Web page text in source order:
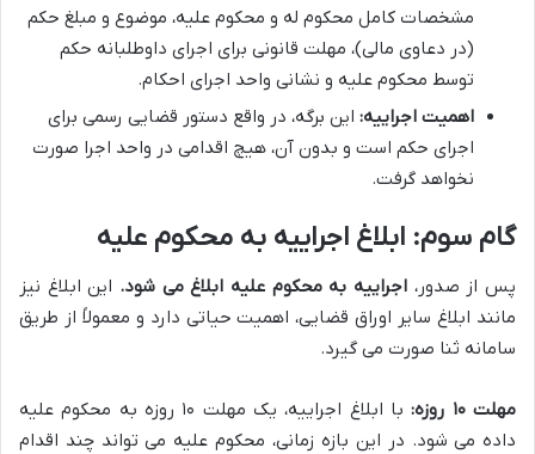
مشخصات کامل محکوم له و محکوم علیه، موضوع و مبلغ حکم
(در دعاوی مالی)، مهلت قانونی برای اجرای داوطلبانه حکم
توسط محکوم علیه و نشانی واحد اجرای احکام.
اهمیت اجراییه: این برگه، در واقع دستور قضایی رسمی برای
اجرای حکم است و بدون آن، هیچ اقدامی در واحد اجرا صورت
نخواهد گرفت.
گام سوم: ابلاغ اجراییه به محکوم علیه
پس از صدور، اجراییه به محکوم علیه ابلاغ می شود. این ابلاغ نیز
مانند ابلاغ سایر اوراق قضایی، اهمیت حیاتی دارد و معمولاً از طریق
سامانه ثنا صورت می گیرد.
مهلت ۱۰ روزه:
با ابلاغ اجراییه، یک مهلت ۱۰ روزه به محکوم علیه
داده می شود. در این بازه زمانی، محکوم علیه می تواند چند اقدام